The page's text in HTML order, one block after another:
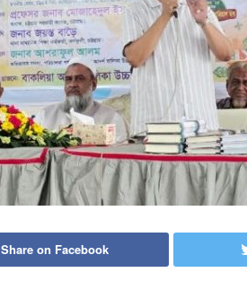
Share on Facebook